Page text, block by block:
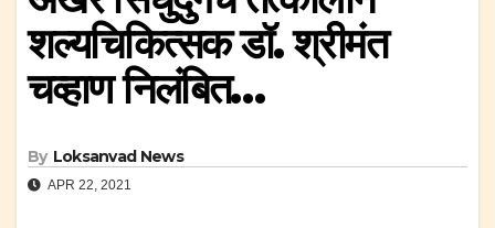
शल्यचिकित्सक डॉ. श्रीमंत
चव्हाण निलंबित…
By Loksanvad News
APR 22, 2021